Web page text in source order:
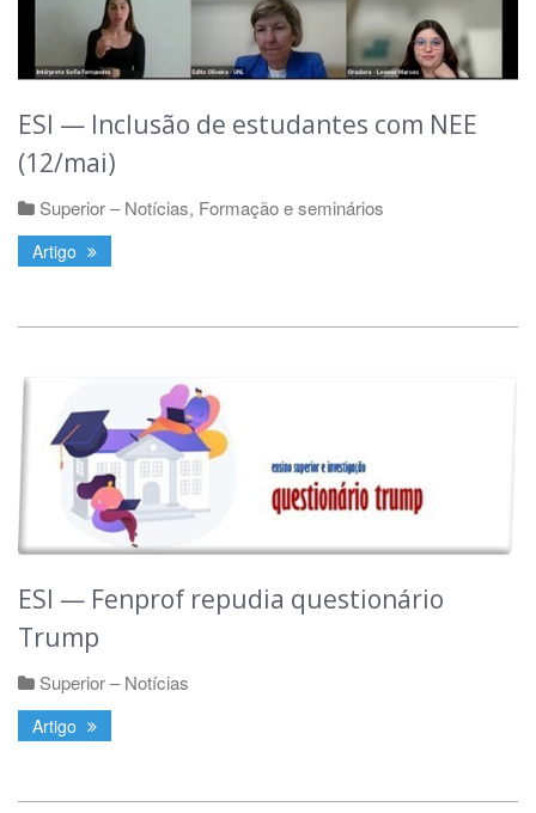
ESI — Inclusão de estudantes com NEE
(12/mai)
Superior – Notícias, Formação e seminários
Artigo
ESI — Fenprof repudia questionário
Trump
Superior – Notícias
Artigo